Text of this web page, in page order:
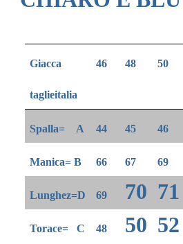
Giacca
taglieitalia
46 48 50
Spalla= A 44 45 46
Manica= B 66 67 69
Lunghez=D 69 70 71
Torace= C 48 50 52